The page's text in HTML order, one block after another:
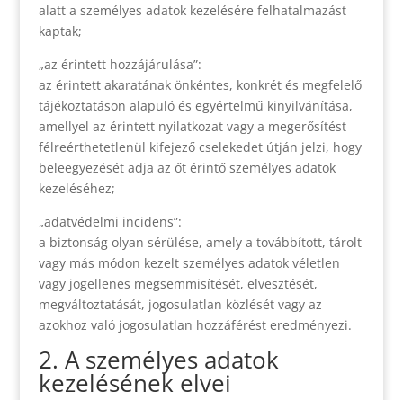
alatt a személyes adatok kezelésére felhatalmazást
kaptak;
„az érintett hozzájárulása”:
az érintett akaratának önkéntes, konkrét és megfelelő
tájékoztatáson alapuló és egyértelmű kinyilvánítása,
amellyel az érintett nyilatkozat vagy a megerősítést
félreérthetetlenül kifejező cselekedet útján jelzi, hogy
beleegyezését adja az őt érintő személyes adatok
kezeléséhez;
„adatvédelmi incidens”:
a biztonság olyan sérülése, amely a továbbított, tárolt
vagy más módon kezelt személyes adatok véletlen
vagy jogellenes megsemmisítését, elvesztését,
megváltoztatását, jogosulatlan közlését vagy az
azokhoz való jogosulatlan hozzáférést eredményezi.
2. A személyes adatok
kezelésének elvei